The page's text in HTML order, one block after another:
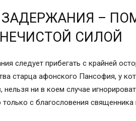
ЗАДЕРЖАНИЯ ДЛЯ ЗАЩИТЫ ОТ
ЗАДЕРЖАНИЯ?
ЗАДЕРЖАНИЯ
помогает молитвенное задержание
чтения
чтению
молитву
–
СИЛОЙ
следует прибегать с крайней
старца афонского Пансофия, у
нельзя ни в коем случае
с благословения священника